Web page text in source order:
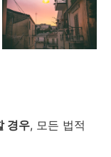
경우, 모든 법적